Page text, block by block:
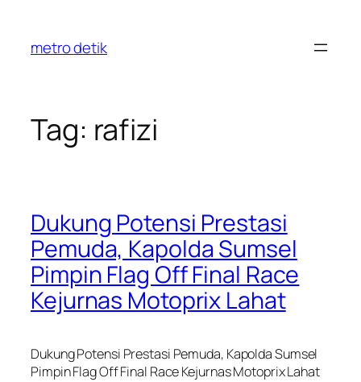
content
metro detik
Tag: rafizi
Dukung Potensi Prestasi
Pemuda, Kapolda Sumsel
Pimpin Flag Off Final Race
Kejurnas Motoprix Lahat
Dukung Potensi Prestasi Pemuda, Kapolda Sumsel
Pimpin Flag Off Final Race Kejurnas Motoprix Lahat